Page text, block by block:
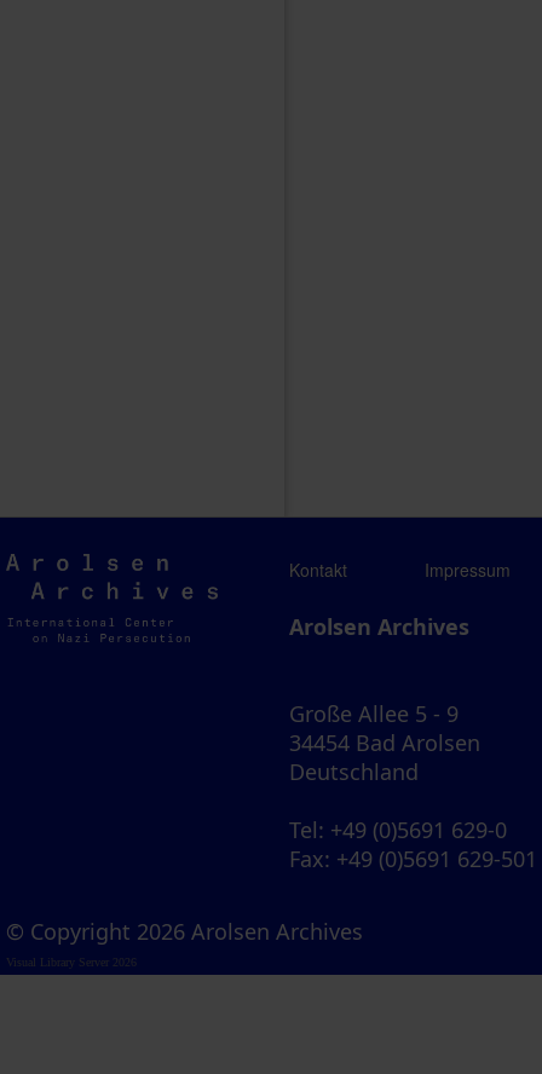
Arolsen
Archives
Kontakt Impressum
Arolsen Archives
Große Allee 5 - 9
34454 Bad Arolsen
Deutschland
Tel: +49 (0)5691 629-0
Fax: +49 (0)5691 629-501
© Copyright 2026 Arolsen Archives
Visual Library Server 2026